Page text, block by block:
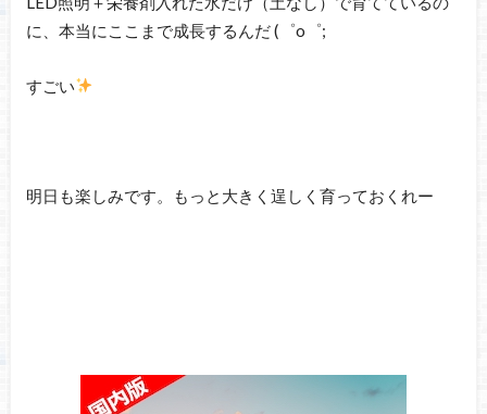
に、本当にここまで成長するんだ (゜o゜;
すごい
明日も楽しみです。もっと大きく逞しく育っておくれー